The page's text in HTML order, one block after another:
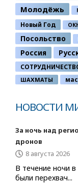
Молодёжь
Новый Год
Посольство
Россия
ШАХМАТЫ
НОВОСТИ
За ночь над
дронов
8 августа 2026
В течение ночи
были перехвач...